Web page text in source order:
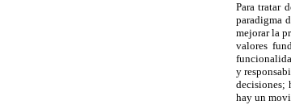
Para tratar
paradigma
mejorar la
valores
y
decisiones;
hay un